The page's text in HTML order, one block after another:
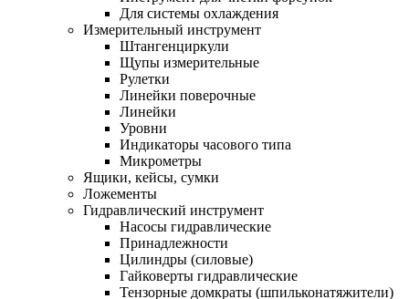
Для системы охлаждения
Измерительный инструмент
Штангенциркули
Щупы измерительные
Рулетки
Линейки поверочные
Линейки
Уровни
Индикаторы часового типа
Микрометры
Ящики, кейсы, сумки
Ложементы
Гидравлический инструмент
Насосы гидравлические
Принадлежности
Цилиндры (силовые)
Гайковерты гидравлические
Тензорные домкраты (шпильконатяжители)